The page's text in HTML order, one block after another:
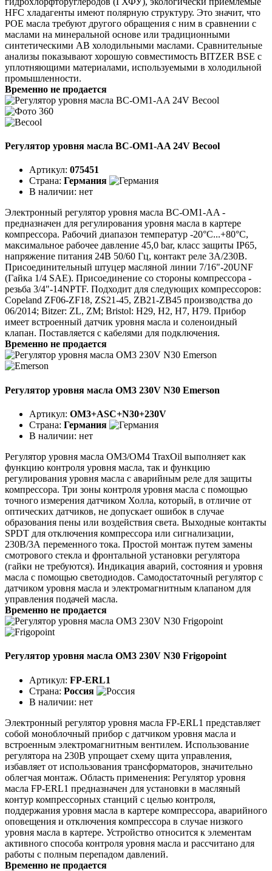
HFC хладагенты имеют полярную структуру. Это значит, что
POE масла требуют другого обращения с ним в сравнении с
маслами на минеральной основе или традиционными
синтетическими АВ холодильными маслами. Сравнительные
анализы показывают хорошую совместимость BITZER BSE с
уплотняющими материалами, используемыми в холодильной
промышленности.
Временно не продается
Регулятор уровня масла BC-OM1-AA 24V Becool
Артикул: 075451
Страна: Германия
В наличии: нет
Электронный регулятор уровня масла BC-OM1-AA -
предназначен для регулирования уровня масла в картере
компрессора. Рабочий диапазон температур -20°C...+80°C,
максимальное рабочее давление 45,0 bar, класс защиты IP65,
напряжение питания 24В 50/60 Гц, контакт реле 3А/230В.
Присоединительный штуцер масляной линии 7/16"-20UNF
(Гайка 1/4 SAE). Присоединение со стороны компрессора -
резьба 3/4"-14NPTF. Подходит для следующих компрессоров:
Copeland ZF06-ZF18, ZS21-45, ZB21-ZB45 производства до
06/2014; Bitzer: ZL, ZM; Bristol: H29, H2, H7, H79. Прибор
имеет встроенный датчик уровня масла и соленоидный
клапан. Поставляется с кабелями для подключения.
Временно не продается
Регулятор уровня масла OM3 230V N30 Emerson
Артикул: OM3+ASC+N30+230V
Страна: Германия
В наличии: нет
Регулятор уровня масла ОМ3/ОМ4 TraxOil выполняет как
функцию контроля уровня масла, так и функцию
регулирования уровня масла с аварийным реле для защиты
компрессора. Три зоны контроля уровня масла с помощью
точного измерения датчиком Холла, который, в отличие от
оптических датчиков, не допускает ошибок в случае
образования пены или воздействия света. Выходные контакты
SPDT для отключения компрессора или сигнализации,
230В/3А переменного тока. Простой монтаж путем замены
смотрового стекла и фронтальной установки регулятора
(гайки не требуются). Индикация аварий, состояния и уровня
масла с помощью светодиодов. Самодостаточный регулятор с
датчиком уровня масла и электромагнитным клапаном для
управления подачей масла.
Временно не продается
Регулятор уровня масла OM3 230V N30 Frigopoint
Артикул: FP-ERL1
Страна: Россия
В наличии: нет
Электронный регулятор уровня масла FP-ERL1 представляет
собой моноблочный прибор с датчиком уровня масла и
встроенным электромагнитным вентилем. Использование
регулятора на 230В упрощает схему щита управления,
избавляет от использования трансформаторов, значительно
облегчая монтаж. Область применения: Регулятор уровня
масла FP-ERL1 предназначен для установки в масляный
контур компрессорных станций с целью контроля,
поддержания уровня масла в картере компрессора, аварийного
оповещения и отключения компрессора в случае низкого
уровня масла в картере. Устройство относится к элементам
активного способа контроля уровня масла и рассчитано для
работы с полным перепадом давлений.
Временно не продается